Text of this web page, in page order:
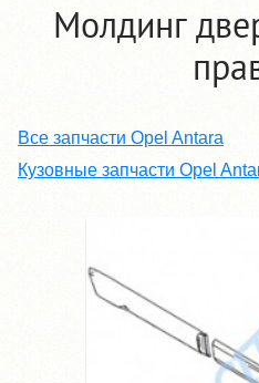
Молдинг
Все запчасти Opel Antara
Кузовные запчасти Opel